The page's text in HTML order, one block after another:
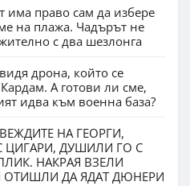
има право сам да избере
на плажа. Чадърът не
с два шезлонга
дрона, който се
А готови ли сме,
идва към военна база?
НА ГЕОРГИ,
ЦИГАРИ, ДУШИЛИ ГО С
НАКРАЯ ВЗЕЛИ
ОТИШЛИ ДА ЯДАТ ДЮНЕРИ